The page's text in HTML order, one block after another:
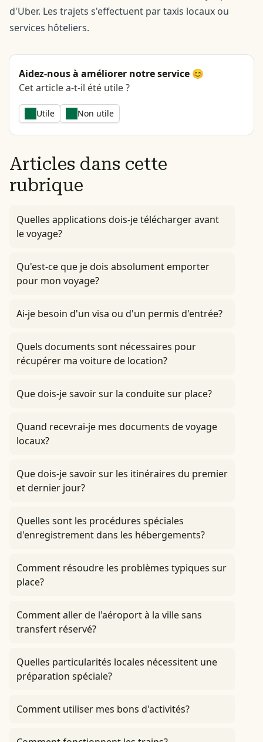
d'Uber. Les trajets s'effectuent par taxis locaux ou
services hôteliers.
Aidez-nous à améliorer notre service 😊
Cet article a-t-il été utile ?
Utile Non utile
Articles dans cette
rubrique
Quelles applications dois-je télécharger avant
le voyage?
Qu'est-ce que je dois absolument emporter
pour mon voyage?
Ai-je besoin d'un visa ou d'un permis d'entrée?
Quels documents sont nécessaires pour
récupérer ma voiture de location?
Que dois-je savoir sur la conduite sur place?
Quand recevrai-je mes documents de voyage
locaux?
Que dois-je savoir sur les itinéraires du premier
et dernier jour?
Quelles sont les procédures spéciales
d'enregistrement dans les hébergements?
Comment résoudre les problèmes typiques sur
place?
Comment aller de l'aéroport à la ville sans
transfert réservé?
Quelles particularités locales nécessitent une
préparation spéciale?
Comment utiliser mes bons d'activités?